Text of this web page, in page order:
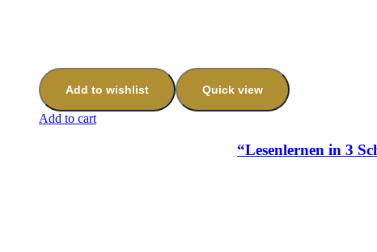
Add to wishlist Quick view
Add to cart
“Lesenlernen in 3